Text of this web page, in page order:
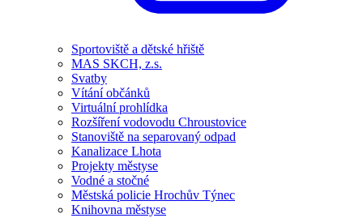
Sportoviště a dětské hřiště
MAS SKCH, z.s.
Svatby
Vítání občánků
Virtuální prohlídka
Rozšíření vodovodu Chroustovice
Stanoviště na separovaný odpad
Kanalizace Lhota
Projekty městyse
Vodné a stočné
Městská policie Hrochův Týnec
Knihovna městyse